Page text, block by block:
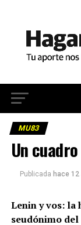
MU83
Un cuadro
Publicada hace 12
Lenin y vos: la
seudónimo